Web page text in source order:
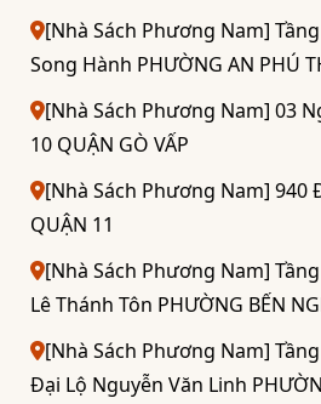
[Nhà Sách Phương Nam]
Song Hành PHƯỜNG AN PHÚ
[Nhà Sách Phương Nam] 03
10 QUẬN GÒ VẤP
[Nhà Sách Phương Nam] 940
QUẬN 11
[Nhà Sách Phương Nam]
Lê Thánh Tôn PHƯỜNG BẾN
[Nhà Sách Phương Nam]
Đại Lộ Nguyễn Văn Linh